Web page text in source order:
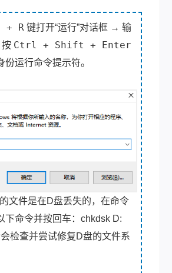
+ R 键打开“运行”对话框 → 输
Ctrl + Shift + Enter
份运行命令提示符。
文件是在D盘丢失的，在命令
下命令并按回车：chkdsk D:
检查并尝试修复D盘的文件系